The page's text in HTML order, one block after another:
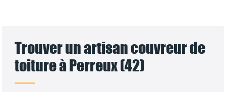
Trouver un artisan couvreur de
toiture à Perreux (42)